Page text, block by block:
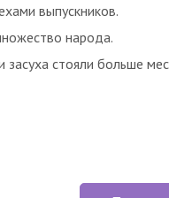
выпускников.
народа.
стояли больше